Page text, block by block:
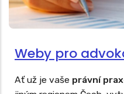
Weby pro
Ať už je vaše právní